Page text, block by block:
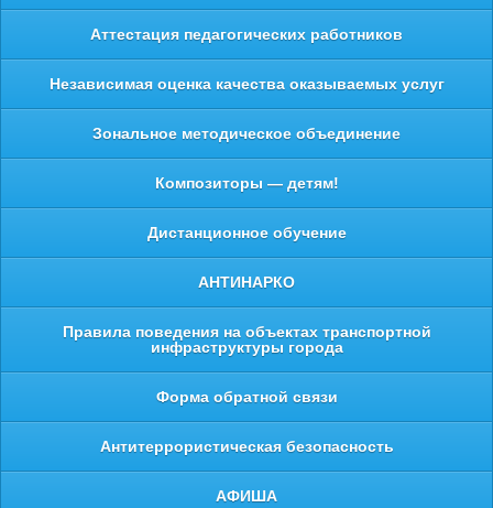
Аттестация педагогических работников
Независимая оценка качества оказываемых услуг
Зональное методическое объединение
Композиторы — детям!
Дистанционное обучение
АНТИНАРКО
Правила поведения на объектах транспортной
инфраструктуры города
Форма обратной связи
Антитеррористическая безопасность
АФИША